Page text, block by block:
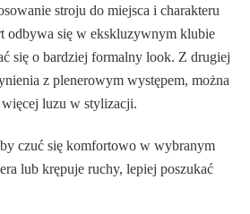
stroju do miejsca i charakteru
odbywa się w ekskluzywnym klubie
się o bardziej formalny look. Z drugiej
z plenerowym występem, można
luzu w stylizacji.
czuć się komfortowo w wybranym
lub krępuje ruchy, lepiej poszukać